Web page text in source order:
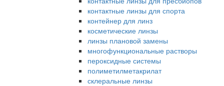
контактные линзы для спорта
контейнер для линз
косметические линзы
линзы плановой замены
многофункциональные растворы
пероксидные системы
полиметилметакрилат
склеральные линзы